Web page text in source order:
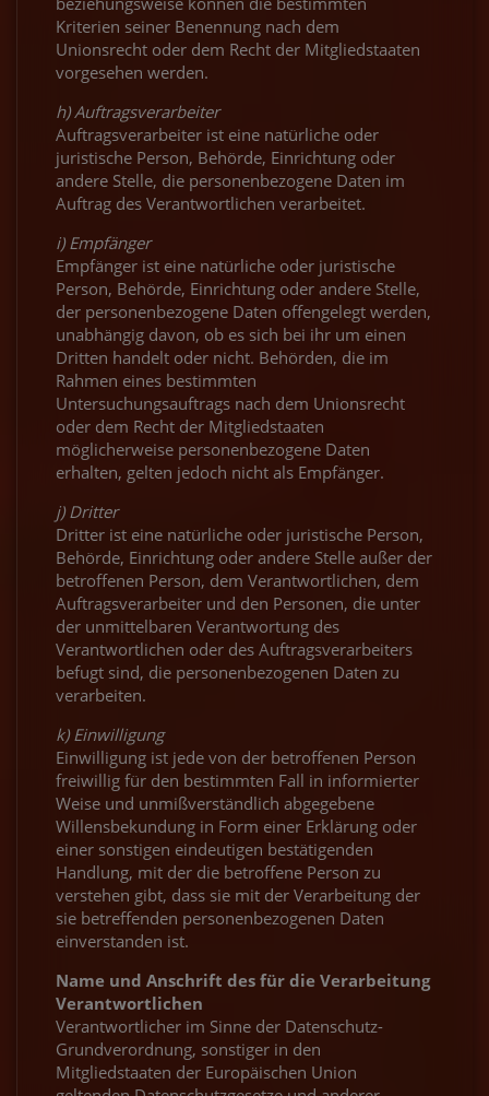
Kriterien seiner Benennung nach dem
Unionsrecht oder dem Recht der Mitgliedstaaten
vorgesehen werden.
h) Auftragsverarbeiter
Auftragsverarbeiter ist eine natürliche oder
juristische Person, Behörde, Einrichtung oder
andere Stelle, die personenbezogene Daten im
Auftrag des Verantwortlichen verarbeitet.
i) Empfänger
Empfänger ist eine natürliche oder juristische
Person, Behörde, Einrichtung oder andere Stelle,
der personenbezogene Daten offengelegt werden,
unabhängig davon, ob es sich bei ihr um einen
Dritten handelt oder nicht. Behörden, die im
Rahmen eines bestimmten
Untersuchungsauftrags nach dem Unionsrecht
oder dem Recht der Mitgliedstaaten
möglicherweise personenbezogene Daten
erhalten, gelten jedoch nicht als Empfänger.
j) Dritter
Dritter ist eine natürliche oder juristische Person,
Behörde, Einrichtung oder andere Stelle außer der
betroffenen Person, dem Verantwortlichen, dem
Auftragsverarbeiter und den Personen, die unter
der unmittelbaren Verantwortung des
Verantwortlichen oder des Auftragsverarbeiters
befugt sind, die personenbezogenen Daten zu
verarbeiten.
k) Einwilligung
Einwilligung ist jede von der betroffenen Person
freiwillig für den bestimmten Fall in informierter
Weise und unmißverständlich abgegebene
Willensbekundung in Form einer Erklärung oder
einer sonstigen eindeutigen bestätigenden
Handlung, mit der die betroffene Person zu
verstehen gibt, dass sie mit der Verarbeitung der
sie betreffenden personenbezogenen Daten
einverstanden ist.
Name und Anschrift des für die Verarbeitung
Verantwortlichen
Verantwortlicher im Sinne der Datenschutz-
Grundverordnung, sonstiger in den
Mitgliedstaaten der Europäischen Union